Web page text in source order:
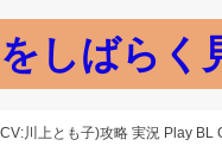
しばらく
川上とも子)攻略 実況 Play BL